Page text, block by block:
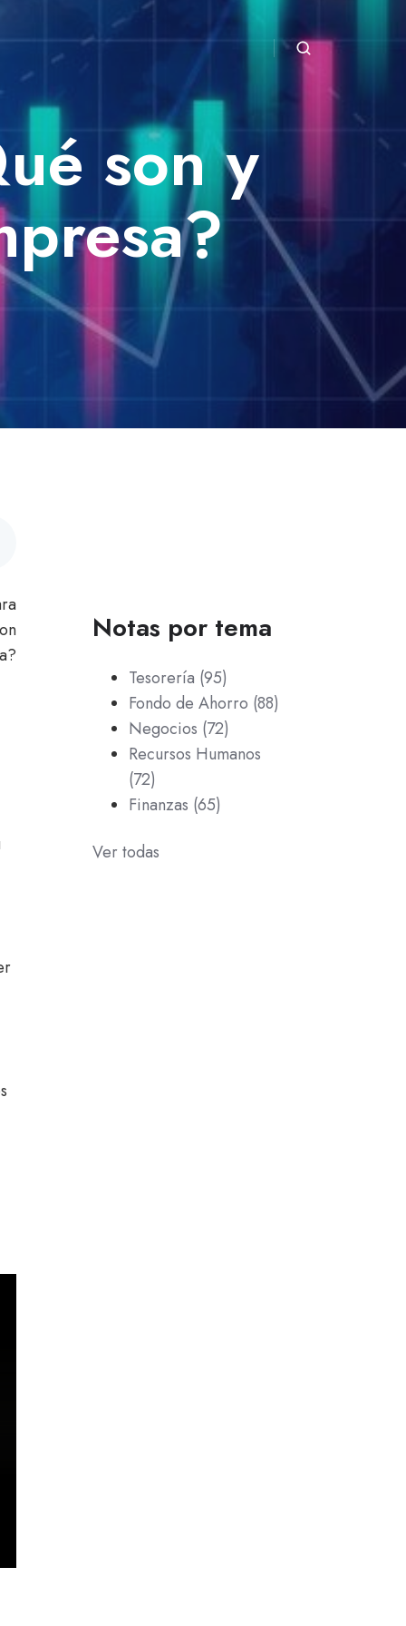
son y
Notas por tema
Tesorería (95)
Fondo de Ahorro (88)
Negocios (72)
Recursos Humanos
(72)
Finanzas (65)
Ver todas